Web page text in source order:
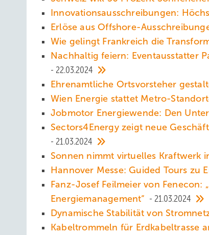
Innovationsausschreibungen:
Erlöse aus Offshore-
Wie gelingt Frankreich die
Nachhaltig feiern: Eventausstatter
22.03.2024
Ehrenamtliche Ortsvorsteher
Wien Energie stattet Metro-
Jobmotor Energiewende: Den
Sectors4Energy zeigt neue
21.03.2024
Sonnen nimmt virtuelles Kraftwerk
Hannover Messe: Guided Tours
Fanz-Josef Feilmeier von
Energiemanagement“
21.03.2024
Dynamische Stabilität von
Kabeltrommeln für Erdkabeltrasse